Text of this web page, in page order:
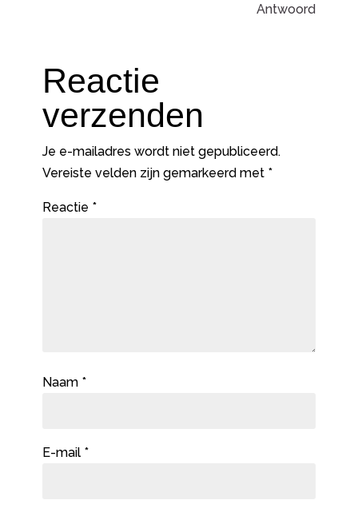
Antwoord
Reactie
verzenden
Je e-mailadres wordt niet gepubliceerd.
Vereiste velden zijn gemarkeerd met *
Reactie *
Naam *
E-mail *